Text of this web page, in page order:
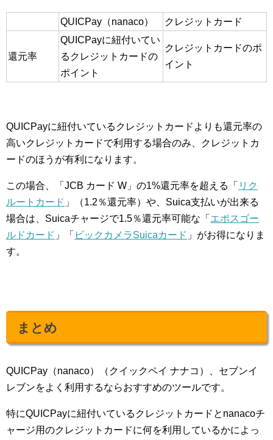
QUICPay（nanaco） クレジットカード
還元率
QUICPayに紐付いてい
るクレジットカードの
ポイント
クレジットカードのポ
イント
QUICPayに紐付いているクレジットカードよりも還元率の
高いクレジットカードで利用する場合のみ、クレジットカ
ードのほうが有利になります。
この場合、「JCB カード W」の1%還元率を超える「 リク
ルートカード 」（1.2％還元率）や、Suica支払いが出来る
場合は、Suicaチャージで1.5％還元率可能な「 エポスゴー
ルドカード 」「 ビックカメラSuicaカード 」がお得になりま
す。
まとめ
QUICPay（nanaco）（クイックペイ ナナコ）、セブンイ
レブンをよく利用するならおすすめのツールです。
特にQUICPayに紐付いているクレジットカードとnanacoチ
ャージ用のクレジットカードに何を利用しているかによっ